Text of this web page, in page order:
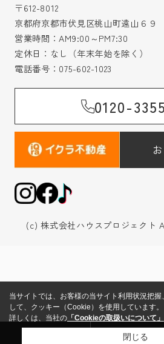
〒612-8012
京都府京都市伏見区桃山町遠山６９
営業時間：AM9:00～PM7:30
定休日：なし（年末年始を除く）
電話番号： 075-602-1023
0120-
(c) 株式会社ハウスプロジェクト
売却査定
当サイトでは、お客様の当サイト利用状況把
して、クッキー（Cookie）を使用しています。
詳しくは、当社の 「Cookieの取扱いについて」
閉じる